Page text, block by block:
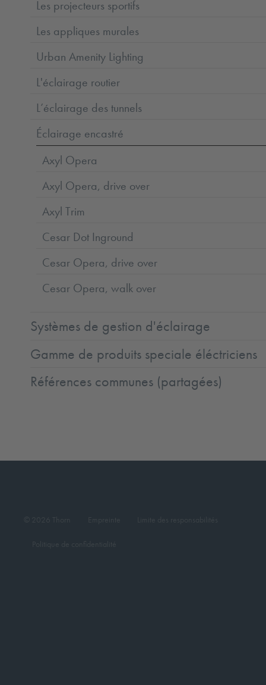
Les projecteurs sportifs
Les appliques murales
Urban Amenity Lighting
L'éclairage routier
L’éclairage des tunnels
Éclairage encastré
Axyl Opera
Axyl Opera, drive over
Axyl Trim
Cesar Dot Inground
Cesar Opera, drive over
Cesar Opera, walk over
Systèmes de gestion d'éclairage
Gamme de produits speciale éléctriciens
Références communes (partagées)